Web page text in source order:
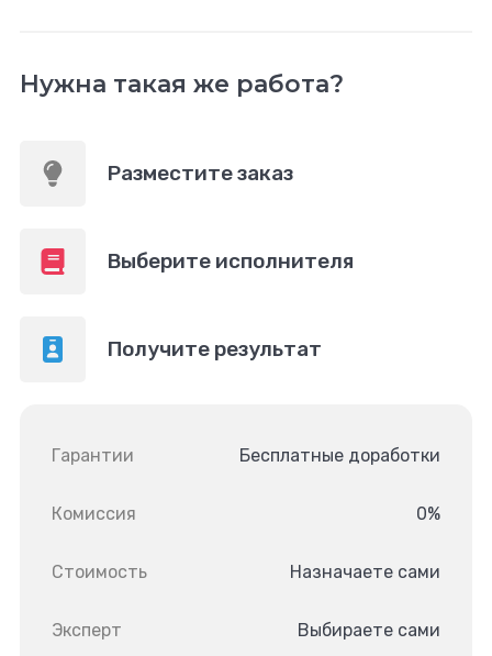
Нужна такая же работа?
Разместите заказ
Выберите исполнителя
Получите результат
Гарантии Бесплатные доработки
Комиссия 0%
Стоимость Назначаете сами
Эксперт Выбираете сами